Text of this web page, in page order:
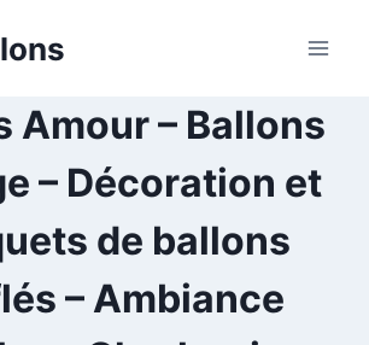
Amour – Ballons
– Décoration et
de ballons
– Ambiance